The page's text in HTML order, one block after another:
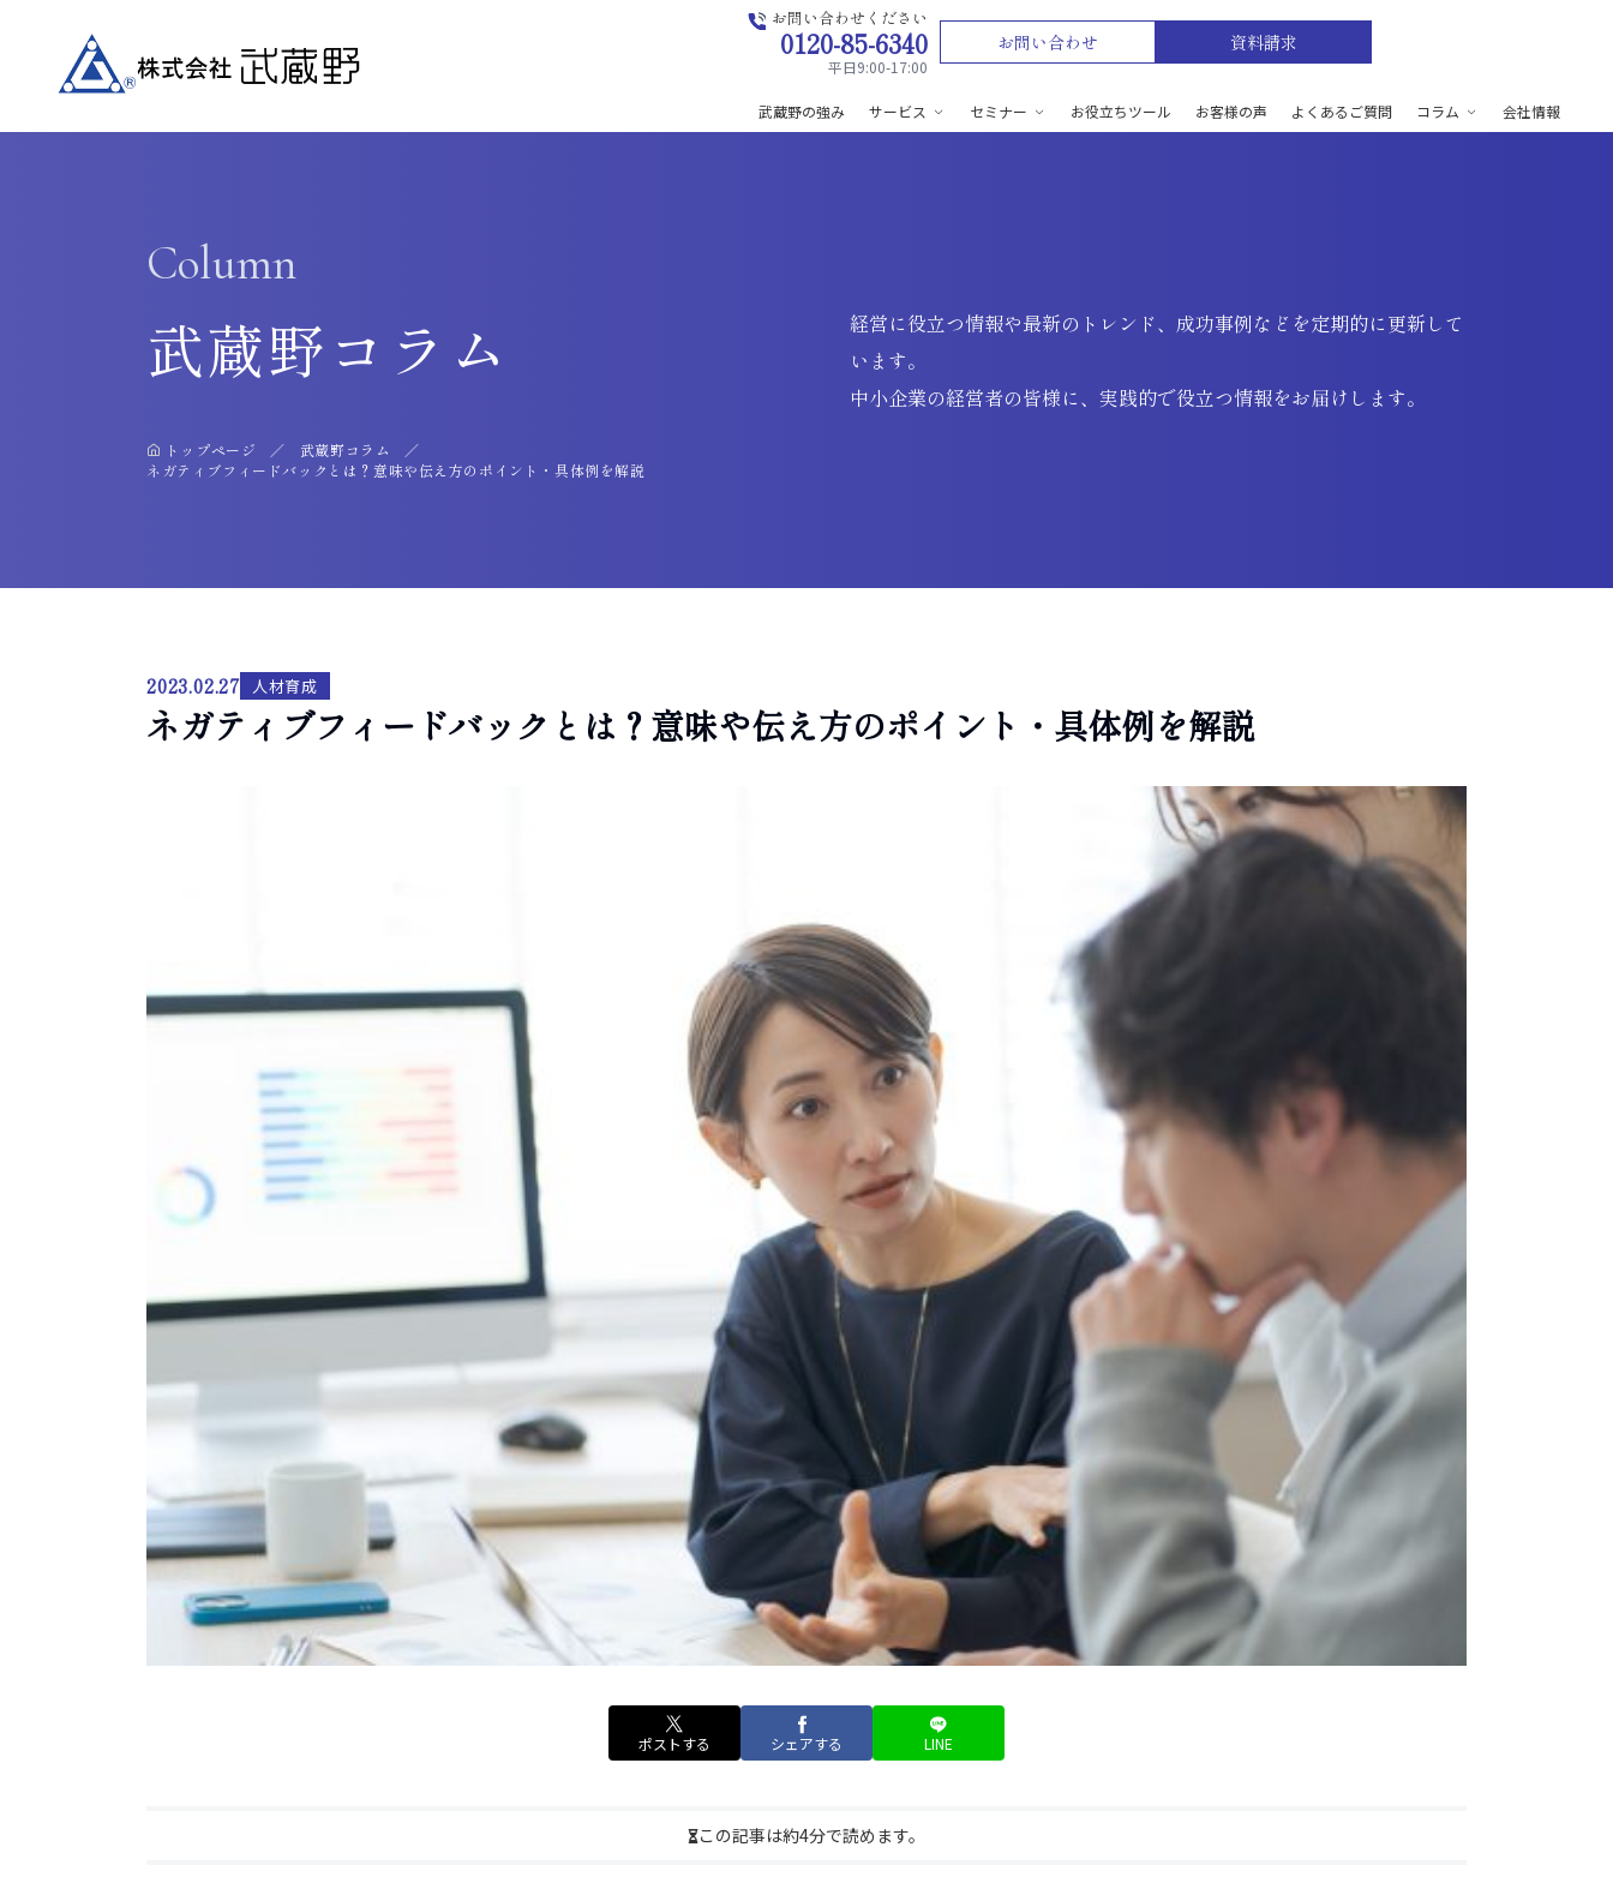
お問い合わせください
0120-85-6340
平日9:00-17:00
お問い合わせ 資料請求
武蔵野の強み サービス セミナー お役立ちツール お客様の声 よくあるご質問 コラム 会社情報
Column
武蔵野コラム
トップページ
武蔵野コラム
ネガティブフィードバックとは？意味や伝え方のポイント・具体例を解説
経営に役立つ情報や最新のトレンド、成功事例などを定期的に更新して
います。
中小企業の経営者の皆様に、実践的で役立つ情報をお届けします。
2023.02.27 人材育成
ネガティブフィードバックとは？意味や伝え方のポイント・具体例を解説
ポストする シェアする LINE
この記事は約4分で読めます。